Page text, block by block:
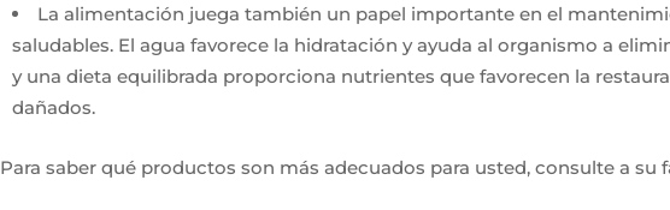
La alimentación juega también un papel importante en el
saludables. El agua favorece la hidratación y ayuda al organismo a
y una dieta equilibrada proporciona nutrientes que favorecen la
dañados.
Para saber qué productos son más adecuados para usted, consulte a su